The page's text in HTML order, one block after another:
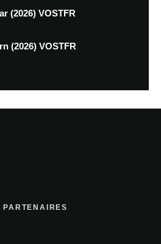
(2026) VOSTFR
(2026) VOSTFR
PARTENAIRES